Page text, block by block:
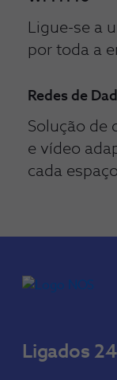
Ligue-se a
por toda a
Redes de
Solução de
e vídeo
cada
Ligados